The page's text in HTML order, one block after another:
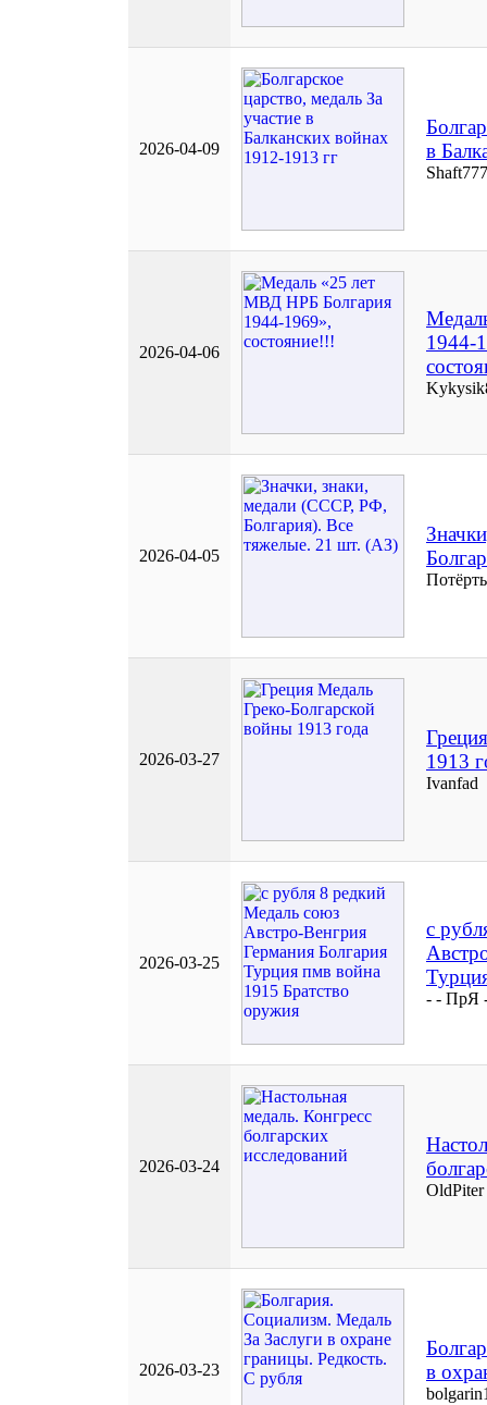
2026-04-09
в
Shaft777
2026-04-06
1944-
2026-04-05
2026-03-27
1913
Ivanfad
2026-03-25
с
- - ПрЯ
2026-03-24
OldPiter
2026-03-23
в